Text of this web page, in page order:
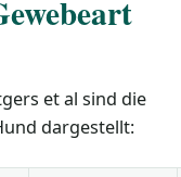
et al sind die
dargestellt: